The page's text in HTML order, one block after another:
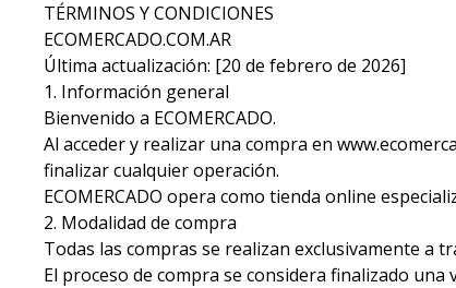
TÉRMINOS Y CONDICIONES
ECOMERCADO.COM.AR
Última actualización: [20 de febrero de 2026]
1. Información general
Bienvenido a ECOMERCADO.
Al acceder y realizar una compra en
finalizar cualquier operación.
ECOMERCADO opera como tienda online
2. Modalidad de compra
Todas las compras se realizan exclusivamente a
El proceso de compra se considera finalizado